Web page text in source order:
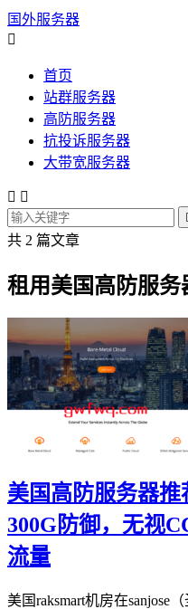
国外服务器

首页
站群服务器
高防服务器
抗投诉服务器
大带宽服务器
 
共 2 篇文章
租用美国高防服务
美国高防服务器推
300G防御，无视
流量
美国raksmart机房在sanjose